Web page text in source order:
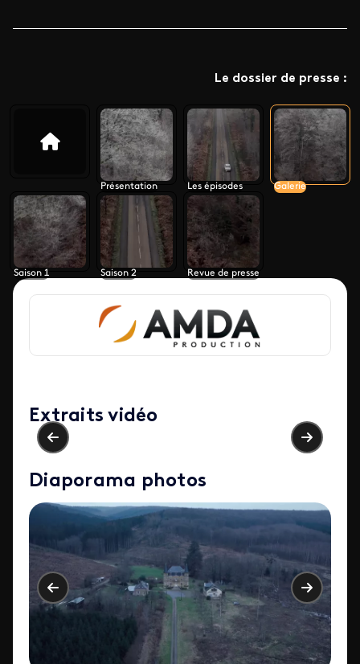
Le dossier de presse :
Présentation Les épisodes Galerie
Saison 1 Saison 2 Revue de presse
Extraits vidéo
Diaporama photos